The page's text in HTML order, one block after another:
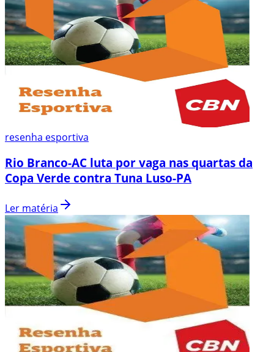
resenha esportiva
Rio Branco-AC luta por vaga nas quartas da
Copa Verde contra Tuna Luso-PA
Ler matéria